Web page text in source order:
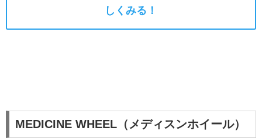
しくみる！
MEDICINE WHEEL（メディスンホイール）